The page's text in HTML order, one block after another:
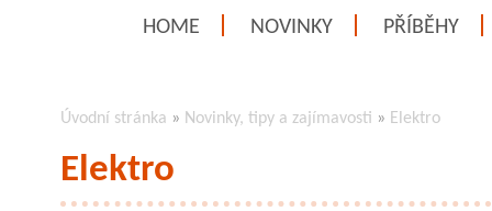
HOME NOVINKY PŘÍBĚHY
Úvodní stránka » Novinky, tipy a zajímavosti » Elektro
Elektro